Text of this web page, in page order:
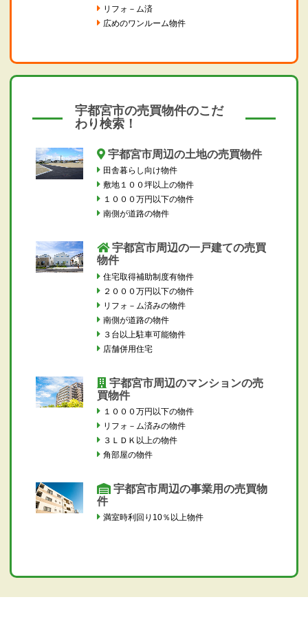
リフォ－ム済
広めのワンルーム物件
宇都宮市の売買物件のこだ
わり検索！
宇都宮市周辺の土地の売買物件
田舎暮らし向け物件
敷地１００坪以上の物件
１０００万円以下の物件
南側が道路の物件
宇都宮市周辺の一戸建ての売買
物件
住宅取得補助制度有物件
２０００万円以下の物件
リフォ－ム済みの物件
南側が道路の物件
３台以上駐車可能物件
店舗併用住宅
宇都宮市周辺のマンションの売
買物件
１０００万円以下の物件
リフォ－ム済みの物件
３ＬＤＫ以上の物件
角部屋の物件
宇都宮市周辺の事業用の売買物
件
満室時利回り10％以上物件